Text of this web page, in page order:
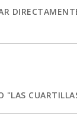
"LAS